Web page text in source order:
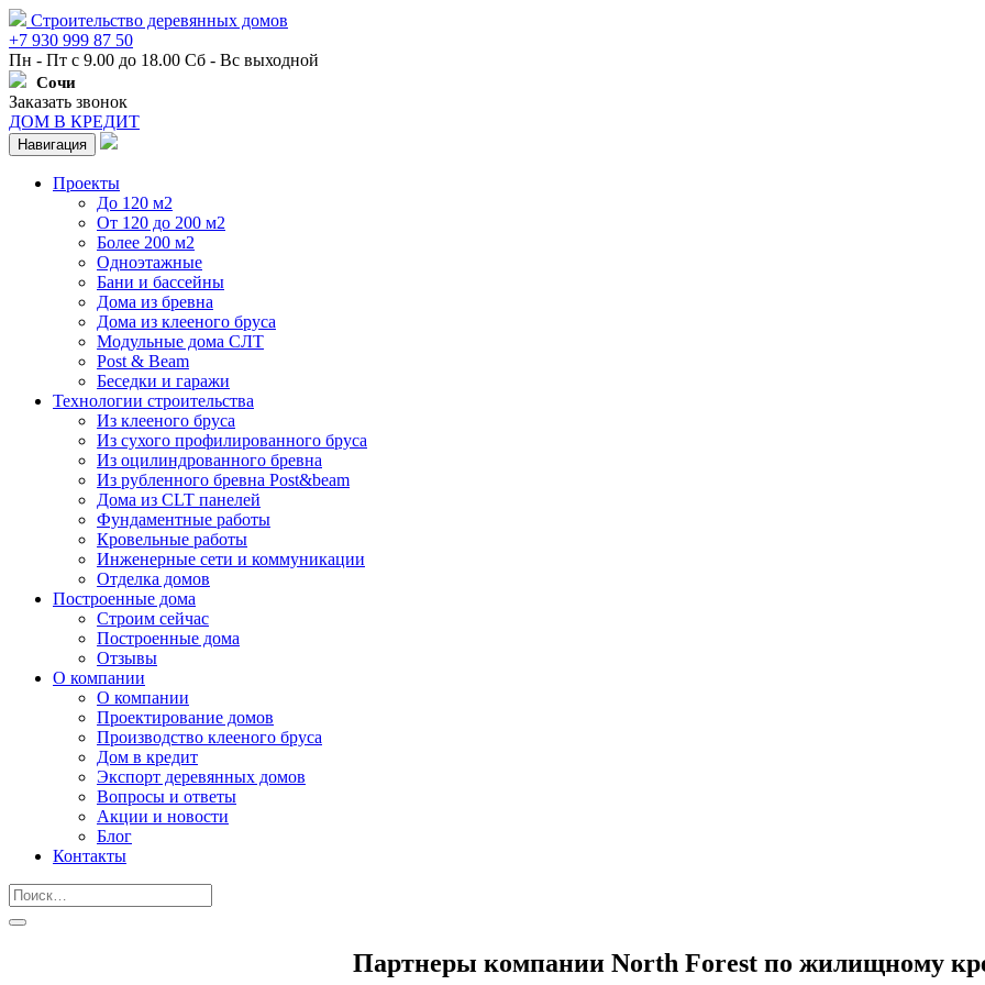
Строительство деревянных домов
+7 930 999 87 50
Пн - Пт с 9.00 до 18.00 Сб - Вс выходной
Сочи
Заказать звонок
ДОМ В КРЕДИТ
Навигация
Проекты
До 120 м2
От 120 до 200 м2
Более 200 м2
Одноэтажные
Бани и бассейны
Дома из бревна
Дома из клееного бруса
Модульные дома СЛТ
Post & Beam
Беседки и гаражи
Технологии строительства
Из клееного бруса
Из сухого профилированного бруса
Из оцилиндрованного бревна
Из рубленного бревна Post&beam
Дома из CLT панелей
Фундаментные работы
Кровельные работы
Инженерные сети и коммуникации
Отделка домов
Построенные дома
Строим сейчас
Построенные дома
Отзывы
О компании
О компании
Проектирование домов
Производство клееного бруса
Дом в кредит
Экспорт деревянных домов
Вопросы и ответы
Акции и новости
Блог
Контакты
Партнеры компании North Forest по жилищному